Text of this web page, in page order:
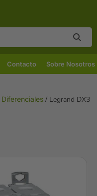
Contacto Sobre Nosotros
Diferenciales / Legrand DX3